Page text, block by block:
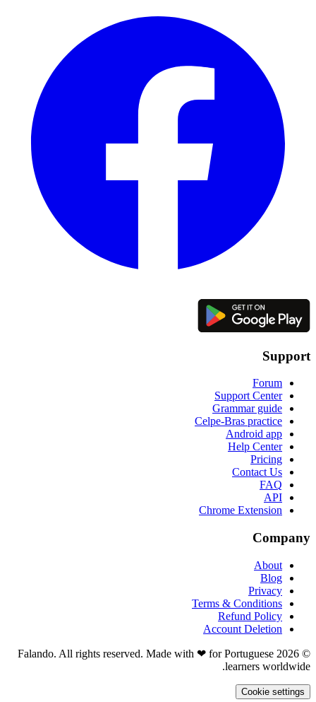
Support
Forum
Support Center
Grammar guide
Celpe-Bras practice
Android app
Help Center
Pricing
Contact Us
FAQ
API
Chrome Extension
Company
About
Blog
Privacy
Terms & Conditions
Refund Policy
Account Deletion
© 2026 Falando. All rights reserved. Made with ❤ for Portuguese
learners worldwide.
Cookie settings